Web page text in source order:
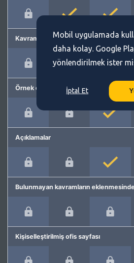
Kavram önerme
Örnek cümleler
Açıklamalar
Bulunmayan kavramların
Kişiselleştirilmiş ofis sayfası
Mobil uygulamada
daha kolay. Google
yönlendirilmek ister
İptal Et